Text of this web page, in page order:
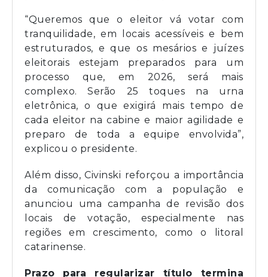
“Queremos que o eleitor vá votar com
tranquilidade, em locais acessíveis e bem
estruturados, e que os mesários e juízes
eleitorais estejam preparados para um
processo que, em 2026, será mais
complexo. Serão 25 toques na urna
eletrônica, o que exigirá mais tempo de
cada eleitor na cabine e maior agilidade e
preparo de toda a equipe envolvida”,
explicou o presidente.
Além disso, Civinski reforçou a importância
da comunicação com a população e
anunciou uma campanha de revisão dos
locais de votação, especialmente nas
regiões em crescimento, como o litoral
catarinense.
Prazo para regularizar título termina